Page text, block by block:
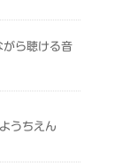
ら聴ける音
うちえん